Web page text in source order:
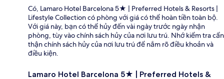
Có, Lamaro Hotel Barcelona 5★ | Preferred Hotels & Resorts |
Lifestyle Collection có phòng với giá có thể hoàn tiền toàn bộ.
Với giá này, bạn có thể hủy đến vài ngày trước ngày nhận
phòng, tùy vào chính sách hủy của nơi lưu trú. Nhớ kiểm tra cẩn
thận chính sách hủy của nơi lưu trú để nắm rõ điều khoản và
điều kiện.
Lamaro Hotel Barcelona 5★ | Preferred Hotels &